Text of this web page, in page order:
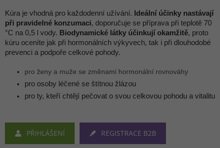
Kúra je vhodná pro každodenní užívání. Ideální účinky nastávají
při pravidelné konzumaci, doporučuje se příprava při teplotě 70
°C na 0,5 l vody. Biodynamické látky účinkují okamžitě, proto
kúru oceníte jak při hormonálních výkyvech, tak i při dlouhodobé
prevenci a podpoře celkové pohody.
pro ženy a muže se změnami hormonální rovnováhy
pro osoby léčené se štítnou žlázou
pro ty, kteří chtějí pečovat o svou celkovou pohodu a vitalitu
PŘIHLÁŠENÍ REGISTRACE B2B